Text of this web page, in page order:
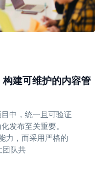
建可维护的内容管
中，统一且可验证
发布至关重要。
力，而采用严格的
团队共